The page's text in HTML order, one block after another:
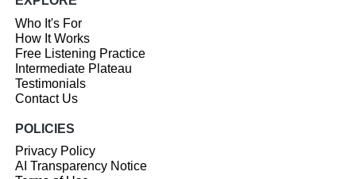
Who It's For
How It Works
Free Listening Practice
Intermediate Plateau
Testimonials
Contact Us
POLICIES
Privacy Policy
AI Transparency Notice